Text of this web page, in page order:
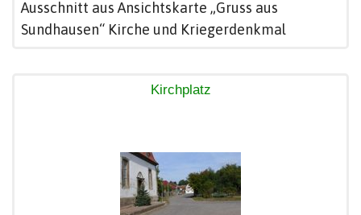
Ausschnitt aus Ansichtskarte „Gruss aus
Sundhausen“ Kirche und Kriegerdenkmal
Kirchplatz